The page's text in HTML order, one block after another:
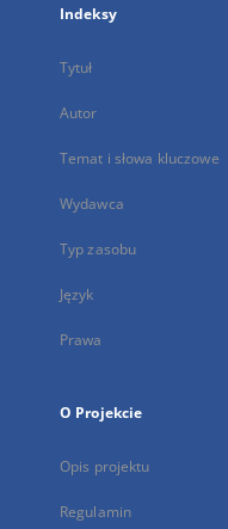
Indeksy
Tytuł
Autor
Temat i słowa kluczowe
Wydawca
Typ zasobu
Język
Prawa
O Projekcie
Opis projektu
Regulamin